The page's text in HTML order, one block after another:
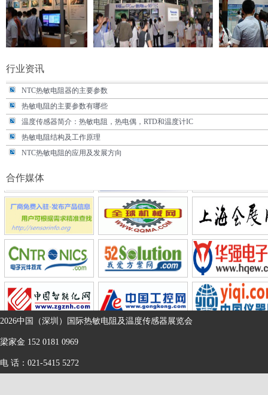
行业资讯
NTC热敏电阻的应用及发展方向
温度传感器的检修，你知道多少？
NTC热敏电阻器的主要参数
热敏电阻的主要参数有哪些
温度传感器简介：热敏电阻，热电偶，RTD和温度计IC
热敏电阻结构及工作原理
NTC热敏电阻的应用及发展方向
温度传感器的检修，你知道多少？
NTC热敏电阻器的主要参数
热敏电阻的主要参数有哪些
温度传感器简介：热敏电阻，热电偶，RTD和温度计IC
合作媒体
2026中国（深圳）国际热敏电阻及温度传感器展览会
梁家金 152 0181 0969
电 话：021-5415 5272